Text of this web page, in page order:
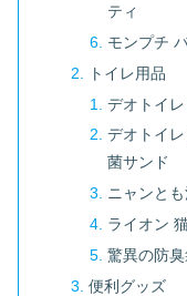
ティ
モンプチ
トイレ用品
デオトイ
デオトイ
菌サンド
ニャンと
ライオン
驚異の防
便利グッズ